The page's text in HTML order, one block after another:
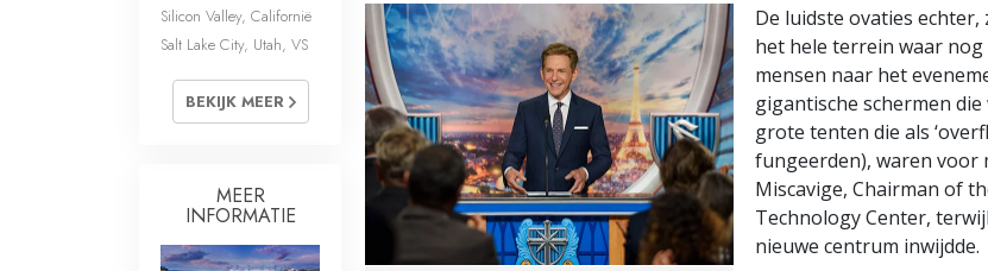
De luidste ovaties
het hele terrein waar nog
mensen naar het
gigantische schermen
grote tenten die als
fungeerden), waren voor
Miscavige, Chairman of
Technology Center,
nieuwe centrum inwijdde.
Silicon Valley, Californië
Salt Lake City, Utah, VS
BEKIJK MEER
MEER
INFORMATIE